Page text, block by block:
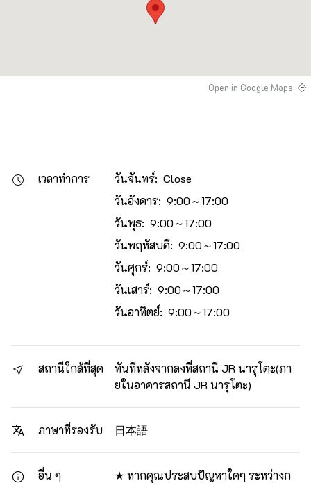
Open in Google Maps
เวลาทำการ
วันจันทร์: Close
วันอังคาร: 9:00～17:00
วันพุธ: 9:00～17:00
วันพฤหัสบดี: 9:00～17:00
วันศุกร์: 9:00～17:00
วันเสาร์: 9:00～17:00
วันอาทิตย์: 9:00～17:00
สถานีใกล้ที่สุด
ทันทีหลังจากลงที่สถานี JR นารุโตะ(ภา
ยในอาคารสถานี JR นารุโตะ)
ภาษาที่รองรับ 日本語
อื่น ๆ
★ หากคุณประสบปัญหาใดๆ ระหว่างก